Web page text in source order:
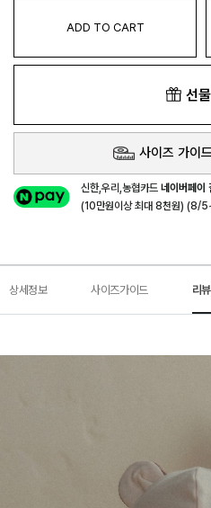
ADD TO CART
선
사이즈 가이
신한,우리,농협카드네이버페이
(10만원이상 최대 8천원) (8/
상세정보 사이즈가이드 리